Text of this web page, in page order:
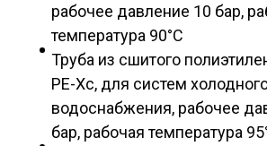
рабочее давление 10 бар,
температура 90°С
Труба из сшитого
PE-Xc, для систем
водоснабжения, рабочее
бар, рабочая температура